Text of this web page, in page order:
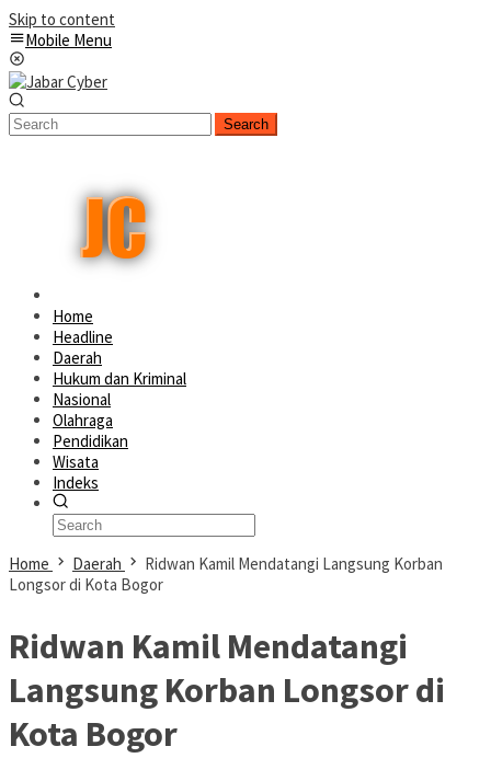
Skip to content
Mobile Menu
Search
Home
Headline
Daerah
Hukum dan Kriminal
Nasional
Olahraga
Pendidikan
Wisata
Indeks
Home Daerah
Ridwan Kamil Mendatangi Langsung Korban
Longsor di Kota Bogor
Ridwan Kamil Mendatangi
Langsung Korban Longsor di
Kota Bogor